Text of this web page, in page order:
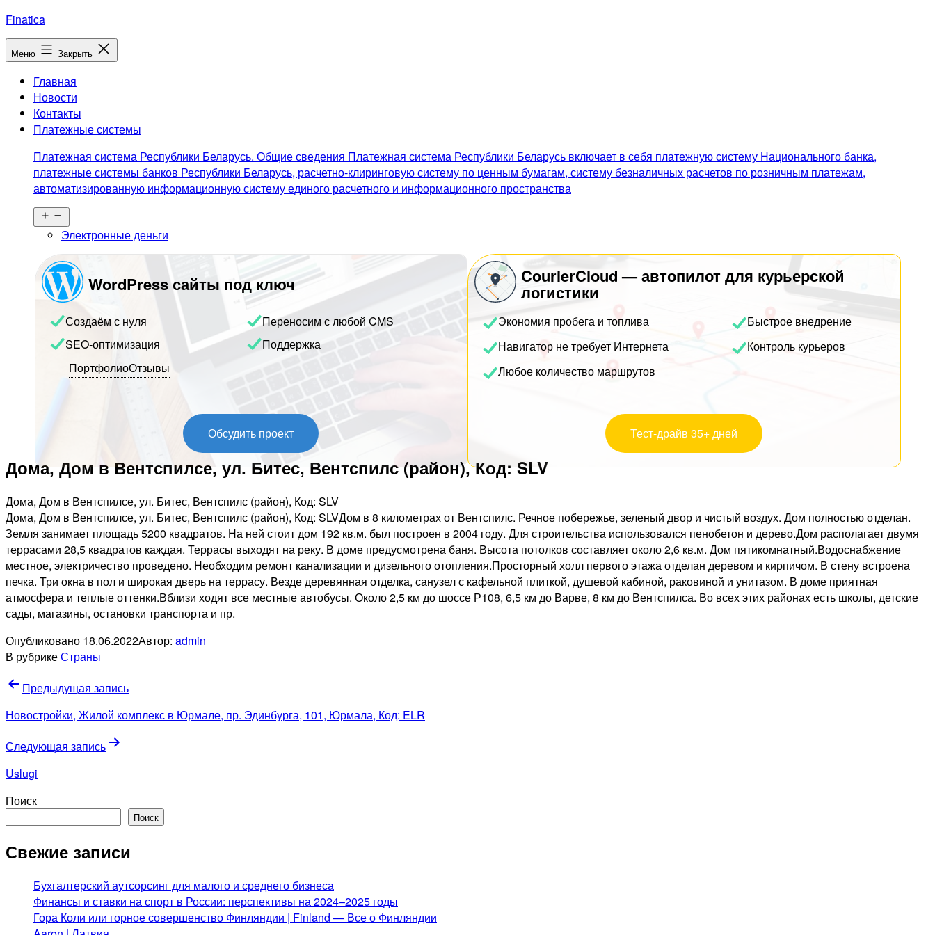
Перейти
к
содержимому
Finatica
Меню Закрыть
Главная
Новости
Контакты
Платежные системы
Платежная система Республики Беларусь. Общие сведения Платежная система Республики Беларусь включает в себя платежную систему Национального банка,
платежные системы банков Республики Беларусь, расчетно-клиринговую систему по ценным бумагам, систему безналичных расчетов по розничным платежам,
автоматизированную информационную систему единого расчетного и информационного пространства
меню
Электронные деньги
WordPress сайты под ключ
Создаём с нуля
Переносим с любой CMS
SEO-оптимизация
Поддержка
ПортфолиоОтзывы
Обсудить проект
CourierCloud — автопилот для курьерской
логистики
Экономия пробега и топлива
Быстрое внедрение
Навигатор не требует Интернета
Контроль курьеров
Любое количество маршрутов
Тест-драйв 35+ дней
Дома, Дом в Вентспилсе, ул. Битес, Вентспилс (район), Код: SLV
Дома, Дом в Вентспилсе, ул. Битес, Вентспилс (район), Код: SLV
Дома, Дом в Вентспилсе, ул. Битес, Вентспилс (район), Код: SLVДом в 8 километрах от Вентспилс. Речное побережье, зеленый двор и чистый воздух. Дом полностью отделан.
Земля занимает площадь 5200 квадратов. На ней стоит дом 192 кв.м. был построен в 2004 году. Для строительства использовался пенобетон и дерево.Дом располагает двумя
террасами 28,5 квадратов каждая. Террасы выходят на реку. В доме предусмотрена баня. Высота потолков составляет около 2,6 кв.м. Дом пятикомнатный.Водоснабжение
местное, электричество проведено. Необходим ремонт канализации и дизельного отопления.Просторный холл первого этажа отделан деревом и кирпичом. В стену встроена
печка. Три окна в пол и широкая дверь на террасу. Везде деревянная отделка, санузел с кафельной плиткой, душевой кабиной, раковиной и унитазом. В доме приятная
атмосфера и теплые оттенки.Вблизи ходят все местные автобусы. Около 2,5 км до шоссе Р108, 6,5 км до Варве, 8 км до Вентспилса. Во всех этих районах есть школы, детские
сады, магазины, остановки транспорта и пр.
Опубликовано 18.06.2022Автор: admin
В рубрикеСтраны
Навигация
по
Предыдущая запись
Новостройки, Жилой комплекс в Юрмале, пр. Эдинбурга, 101, Юрмала, Код: ELR
Следующая запись
Uslugi
Поиск
Поиск
Свежие записи
Бухгалтерский аутсорсинг для малого и среднего бизнеса
Финансы и ставки на спорт в России: перспективы на 2024–2025 годы
Гора Коли или горное совершенство Финляндии | Finland — Все о Финляндии